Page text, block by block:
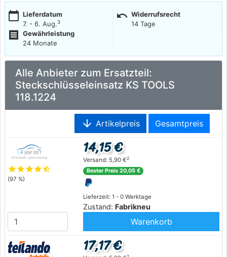
calendar_today Lieferdatum
7. - 6. Aug.3
undo Widerrufsrecht
14 Tage
receipt
Gewährleistung
24 Monate
Alle Anbieter zum Ersatzteil:
Steckschlüsseleinsatz KS TOOLS
118.1224
arrow_downward Artikelpreis Gesamtpreis
starstarstarstarstar_half
(97 %)
Lieferzeit: 1 - 0 Werktage
Zustand: Fabrikneu
14,15 €
Versand: 5,90 €2
Bester Preis 20,05 €
Warenkorb
17,17 €